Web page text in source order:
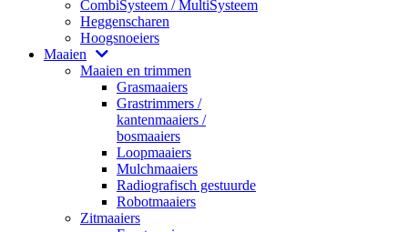
CombiSysteem / MultiSysteem
Heggenscharen
Hoogsnoeiers
Maaien
Maaien en trimmen
Grasmaaiers
Grastrimmers /
kantenmaaiers /
bosmaaiers
Loopmaaiers
Mulchmaaiers
Radiografisch gestuurde
Robotmaaiers
Zitmaaiers